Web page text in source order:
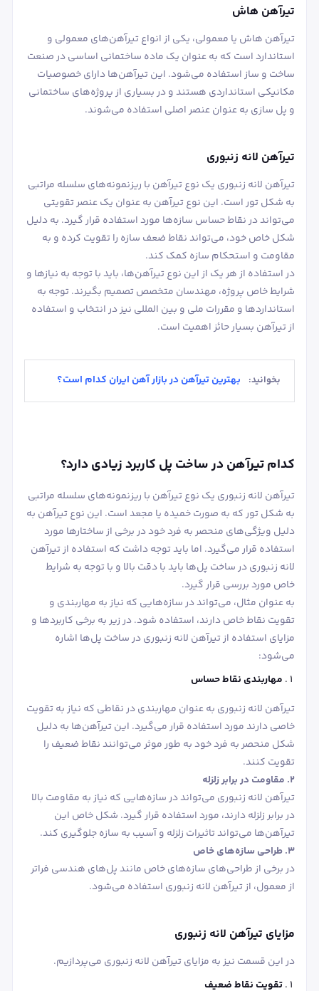
تیرآهن هاش
تیرآهن هاش یا معمولی، یکی از انواع تیرآهن‌های معمولی و
استاندارد است که به عنوان یک ماده ساختمانی اساسی در صنعت
ساخت و ساز استفاده می‌شود. این تیرآهن‌ها دارای خصوصیات
مکانیکی استانداردی هستند و در بسیاری از پروژه‌های ساختمانی
و پل‌ سازی به عنوان عنصر اصلی استفاده می‌شوند.
تیرآهن لانه زنبوری
تیرآهن لانه زنبوری یک نوع تیرآهن با ریزنمونه‌های سلسله مراتبی
به شکل تور است. این نوع تیرآهن به عنوان یک عنصر تقویتی
می‌تواند در نقاط حساس سازه‌ها مورد استفاده قرار گیرد. به دلیل
شکل خاص خود، می‌تواند نقاط ضعف سازه را تقویت کرده و به
مقاومت و استحکام سازه کمک کند.
در استفاده از هر یک از این نوع تیرآهن‌ها، باید با توجه به نیازها و
شرایط خاص پروژه، مهندسان متخصص تصمیم بگیرند. توجه به
استانداردها و مقررات ملی و بین ‌المللی نیز در انتخاب و استفاده
از تیرآهن بسیار حائز اهمیت است.
بخوانید: بهترین تیرآهن در بازار آهن ایران کدام است؟
کدام تیرآهن در ساخت پل کاربرد زیادی دارد؟
تیرآهن لانه زنبوری یک نوع تیرآهن با ریزنمونه‌های سلسله مراتبی
به شکل تور که به صورت خمیده یا مجعد است. این نوع تیرآهن به
دلیل ویژگی‌های منحصر به فرد خود در برخی از ساختارها مورد
استفاده قرار می‌گیرد. اما باید توجه داشت که استفاده از تیرآهن
لانه زنبوری در ساخت پل‌ها باید با دقت بالا و با توجه به شرایط
خاص مورد بررسی قرار گیرد.
به عنوان مثال، می‌تواند در سازه‌هایی که نیاز به مهاربندی و
تقویت نقاط خاص دارند، استفاده شود. در زیر به برخی کاربردها و
مزایای استفاده از تیرآهن لانه زنبوری در ساخت پل‌ها اشاره
می‌شود:
مهاربندی نقاط حساس
تیرآهن لانه زنبوری به عنوان مهاربندی در نقاطی که نیاز به تقویت
خاصی دارند مورد استفاده قرار می‌گیرد. این تیرآهن‌ها به دلیل
شکل منحصر به فرد خود به طور موثر می‌توانند نقاط ضعیف را
تقویت کنند.
2. مقاومت در برابر زلزله
تیرآهن لانه زنبوری می‌تواند در سازه‌هایی که نیاز به مقاومت بالا
در برابر زلزله دارند، مورد استفاده قرار گیرد. شکل خاص این
تیرآهن‌ها می‌تواند تاثیرات زلزله و آسیب به سازه جلوگیری کند.
3. طراحی سازه‌های خاص
در برخی از طراحی‌های سازه‌های خاص مانند پل‌های هندسی فراتر
از معمول، از تیرآهن لانه زنبوری استفاده می‌شود.
مزایای تیرآهن لانه زنبوری
در این قسمت نیز به مزایای تیرآهن لانه زنبوری می‌پردازیم.
تقویت نقاط ضعیف